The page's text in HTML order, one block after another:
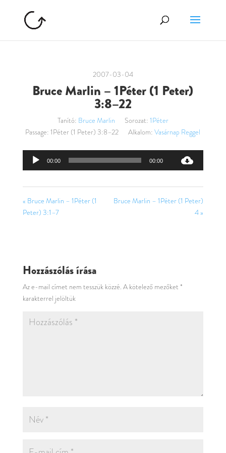
2007-03-04
Bruce Marlin – 1Péter (1 Peter)
3:8–22
Tanító: Bruce Marlin Sorozat: 1Péter
Passage: 1Péter (1 Peter) 3:8–22 Alkalom: Vasárnap Reggel
Audió
00:00 00:00
« Bruce Marlin – 1Péter (1
Peter) 3:1–7
Bruce Marlin – 1Péter (1 Peter)
4 »
Hozzászólás írása
Az e-mail címet nem tesszük közzé. A kötelező mezőket *
karakterrel jelöltük